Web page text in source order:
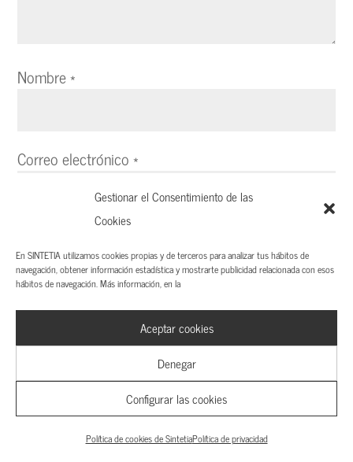
Gestionar el Consentimiento de las
Cookies
En SINTETIA utilizamos cookies propias y de terceros para analizar tus hábitos de
navegación, obtener información estadística y mostrarte publicidad relacionada con esos
hábitos de navegación. Más información, en la
Aceptar cookies
Denegar
Configurar las cookies
Política de cookies de SintetiaPolítica de privacidad
Nombre*
Correo electrónico*
tus datos, con la finalidad de moderar y publicar tu comentario
con tu nombre (en ningún caso se publicará tu correo
electrónico).
Tienes derecho de acceso, rectificación, supresión, limitación,
oposición al tratamiento y portabilidad. Puedes ejercitar tus
derechos eninfo@sintetia.com.
He leído y acepto laPolítica de privacidad